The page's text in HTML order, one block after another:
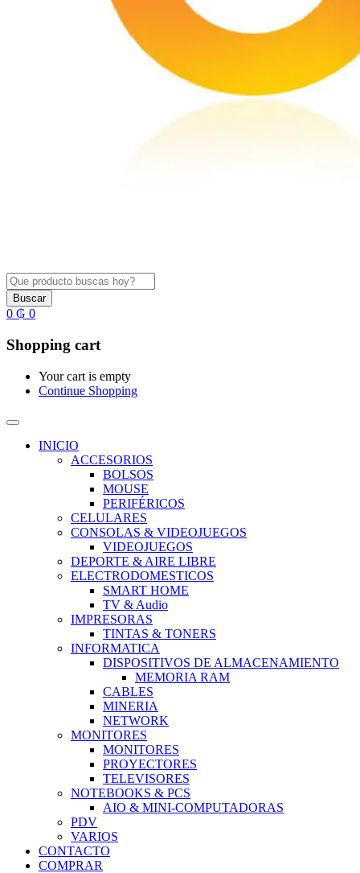
Buscar
0 ₲ 0
Shopping cart
Your cart is empty
Continue Shopping
INICIO
ACCESORIOS
BOLSOS
MOUSE
PERIFÉRICOS
CELULARES
CONSOLAS & VIDEOJUEGOS
VIDEOJUEGOS
DEPORTE & AIRE LIBRE
ELECTRODOMESTICOS
SMART HOME
TV & Audio
IMPRESORAS
TINTAS & TONERS
INFORMATICA
DISPOSITIVOS DE ALMACENAMIENTO
MEMORIA RAM
CABLES
MINERIA
NETWORK
MONITORES
MONITORES
PROYECTORES
TELEVISORES
NOTEBOOKS & PCS
AIO & MINI-COMPUTADORAS
PDV
VARIOS
CONTACTO
COMPRAR